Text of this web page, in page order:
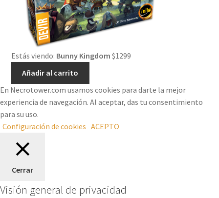
Estás viendo: Bunny Kingdom $1299
Añadir al carrito
En Necrotower.com usamos cookies para darte la mejor
experiencia de navegación. Al aceptar, das tu consentimiento
para su uso.
Configuración de cookies ACEPTO
Cerrar
Visión general de privacidad